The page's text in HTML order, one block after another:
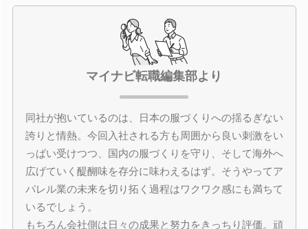
マイナビ転職編集部より
同社が抱いているのは、日本の服づくりへの揺るぎない
誇りと情熱。今回入社される方も周囲から良い刺激をい
っぱい受けつつ、国内の服づくりを守り、そして海外へ
広げていく醍醐味を存分に味わえるはず。そうやってア
パレル業の未来を切り拓く過程はワクワク感にも満ちて
いるでしょう。
もちろん会社側は日々の成果と努力をきっちり評価。頑